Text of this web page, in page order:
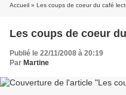
Accueil » Les coups de coeur du café
Les coups de coeur
Publié le 22/11/2008 à 20:19
Par Martine